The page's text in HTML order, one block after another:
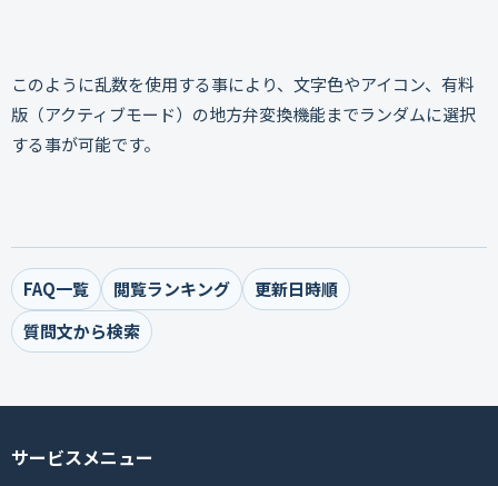
このように乱数を使用する事により、文字色やアイコン、有料
版（アクティブモード）の地方弁変換機能までランダムに選択
する事が可能です。
FAQ一覧 閲覧ランキング
更新日時順
質問文から検索
サービスメニュー